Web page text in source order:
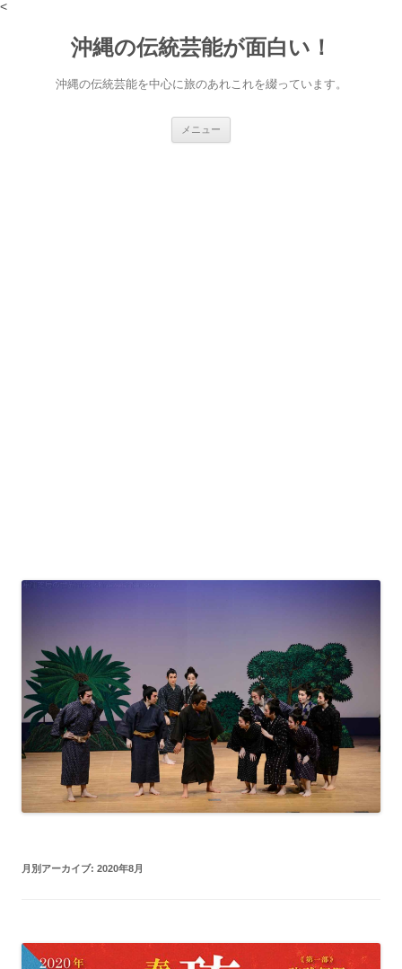
<
沖縄の伝統芸能が面白い！
沖縄の伝統芸能を中心に旅のあれこれを綴っています。
メニュー
月別アーカイブ: 2020年8月